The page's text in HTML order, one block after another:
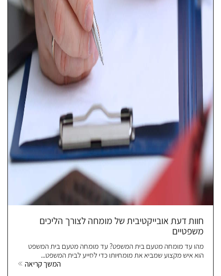
חוות דעת אובייקטיבית של מומחה לצורך הליכים
משפטיים
מהו עד מומחה מטעם בית המשפט? עד מומחה מטעם בית המשפט
הוא איש מקצוע שמביא את מומחיותו כדי לסייע לבית המשפט...
המשך קריאה